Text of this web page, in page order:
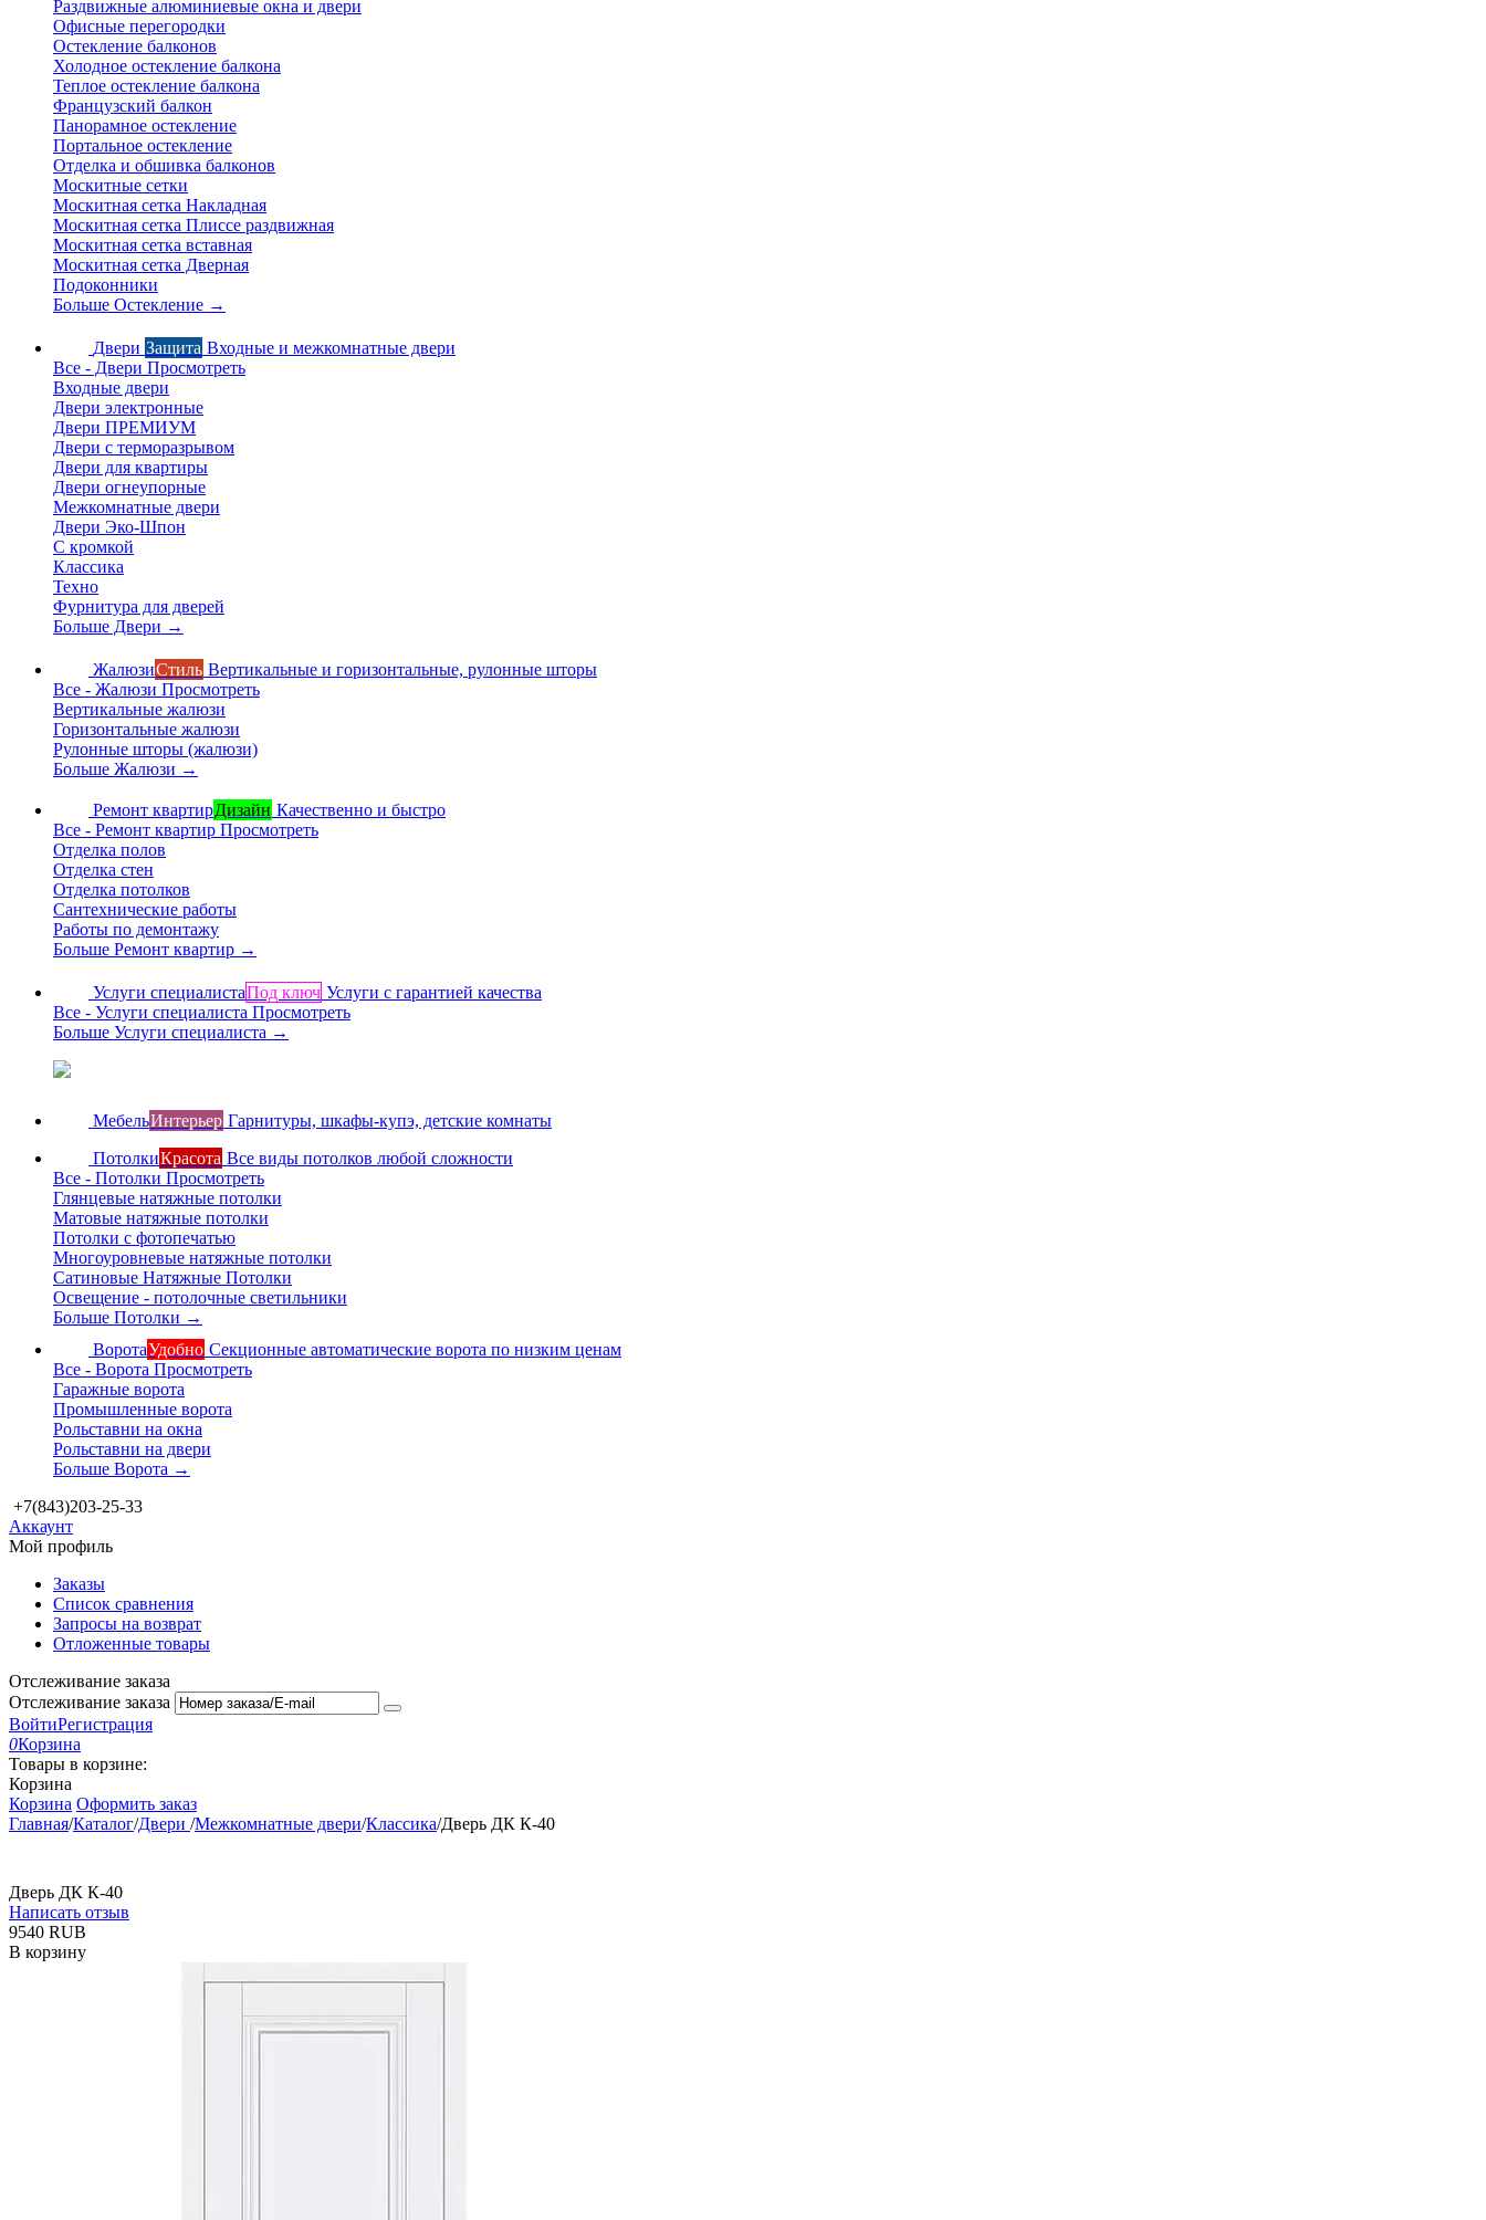
Раздвижные алюминиевые окна и двери
Офисные перегородки
Остекление балконов
Холодное остекление балкона
Теплое остекление балкона
Французский балкон
Панорамное остекление
Портальное остекление
Отделка и обшивка балконов
Москитные сетки
Москитная сетка Накладная
Москитная сетка Плиссе раздвижная
Москитная сетка вставная
Москитная сетка Дверная
Подоконники
Больше Остекление →
Двери Защита Входные и межкомнатные двери
Все - Двери Просмотреть
Входные двери
Двери электронные
Двери ПРЕМИУМ
Двери с терморазрывом
Двери для квартиры
Двери огнеупорные
Межкомнатные двери
Двери Эко-Шпон
С кромкой
Классика
Техно
Фурнитура для дверей
Больше Двери →
ЖалюзиСтиль Вертикальные и горизонтальные, рулонные шторы
Все - Жалюзи Просмотреть
Вертикальные жалюзи
Горизонтальные жалюзи
Рулонные шторы (жалюзи)
Больше Жалюзи →
Ремонт квартирДизайн Качественно и быстро
Все - Ремонт квартир Просмотреть
Отделка полов
Отделка стен
Отделка потолков
Сантехнические работы
Работы по демонтажу
Больше Ремонт квартир →
Услуги специалистаПод ключ Услуги с гарантией качества
Все - Услуги специалиста Просмотреть
Больше Услуги специалиста →
МебельИнтерьер Гарнитуры, шкафы-купэ, детские комнаты
ПотолкиКрасота Все виды потолков любой сложности
Все - Потолки Просмотреть
Глянцевые натяжные потолки
Матовые натяжные потолки
Потолки с фотопечатью
Многоуровневые натяжные потолки
Сатиновые Натяжные Потолки
Освещение - потолочные светильники
Больше Потолки →
ВоротаУдобно Секционные автоматические ворота по низким ценам
Все - Ворота Просмотреть
Гаражные ворота
Промышленные ворота
Рольставни на окна
Рольставни на двери
Больше Ворота →
+7(843)203-25-33
Аккаунт
Мой профиль
Заказы
Список сравнения
Запросы на возврат
Отложенные товары
Отслеживание заказа
Отслеживание заказа
ВойтиРегистрация
0Корзина
Товары в корзине:
Корзина
Корзина Оформить заказ
Главная/Каталог/Двери /Межкомнатные двери/Классика/Дверь ДК К-40
Дверь ДК К-40
Написать отзыв
‍9540‍ RUB
В корзину